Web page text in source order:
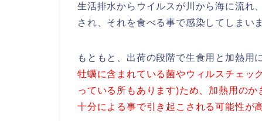
生活排水からウイルスが川から海に流れ
され、それを食べる事で感染してしまいま
もともと、出荷の段階で生食用と加熱用
牡蠣に含まれている菌やウィルスチェッ
っている所もあります)ため、加熱用の
十分による事で引き起こされる可能性が